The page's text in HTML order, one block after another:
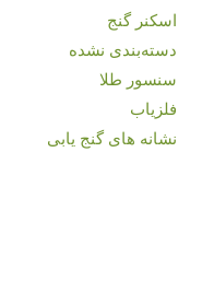
اسکنر گنج
دسته‌بندی نشده
سنسور طلا
فلزیاب
نشانه های گنج یابی